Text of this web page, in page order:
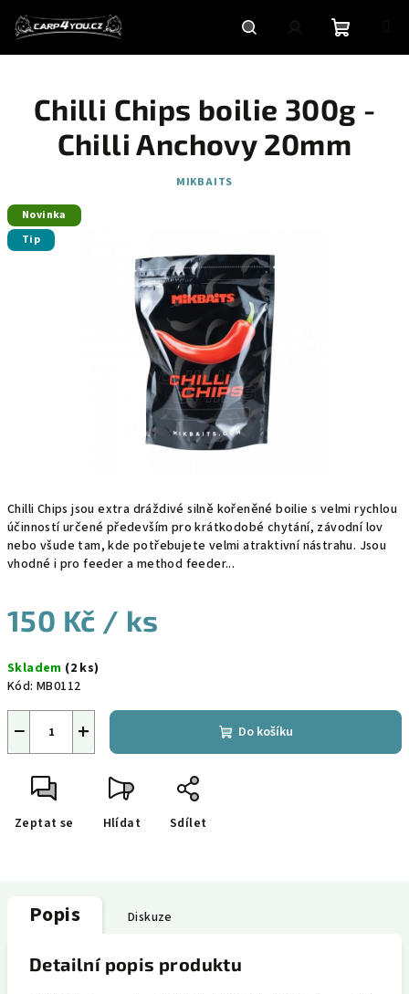
obsah
HledatPřihlášeníNákupní
košík
Chilli Chips jsou extra dráždivé silně kořeněné boilie s velmi rychlou
účinností určené především pro krátkodobé chytání, závodní lov
nebo všude tam, kde potřebujete velmi atraktivní nástrahu. Jsou
vhodné i pro feeder a method feeder...
150 Kč / ks
cena:
Skladem (2 ks)
Kód: MB0112
+
− Do košíku
Zeptat se Hlídat Sdílet
Chilli Chips boilie 300g -
Chilli Anchovy 20mm
MIKBAITS
Novinka
Tip
Popis Diskuze
Detailní popis produktu